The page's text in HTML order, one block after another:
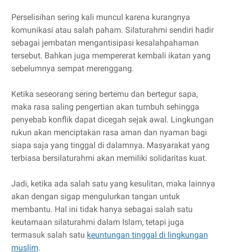
Perselisihan sering kali muncul karena kurangnya
komunikasi atau salah paham. Silaturahmi sendiri hadir
sebagai jembatan mengantisipasi kesalahpahaman
tersebut. Bahkan juga mempererat kembali ikatan yang
sebelumnya sempat merenggang.
Ketika seseorang sering bertemu dan bertegur sapa,
maka rasa saling pengertian akan tumbuh sehingga
penyebab konflik dapat dicegah sejak awal. Lingkungan
rukun akan menciptakan rasa aman dan nyaman bagi
siapa saja yang tinggal di dalamnya. Masyarakat yang
terbiasa bersilaturahmi akan memiliki solidaritas kuat.
Jadi, ketika ada salah satu yang kesulitan, maka lainnya
akan dengan sigap mengulurkan tangan untuk
membantu. Hal ini tidak hanya sebagai salah satu
keutamaan silaturahmi dalam Islam, tetapi juga
termasuk salah satu keuntungan tinggal di lingkungan
muslim.